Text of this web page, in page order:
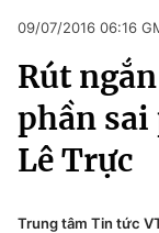
Chuyên mục
Chính trị
Xã hội
Pháp luật
Kinh tế
Thể thao
Truyền hình
Văn hóa -
09/07/2016 06:16
Rút
phần sai
Lê Trực
Trung tâm Tin tức